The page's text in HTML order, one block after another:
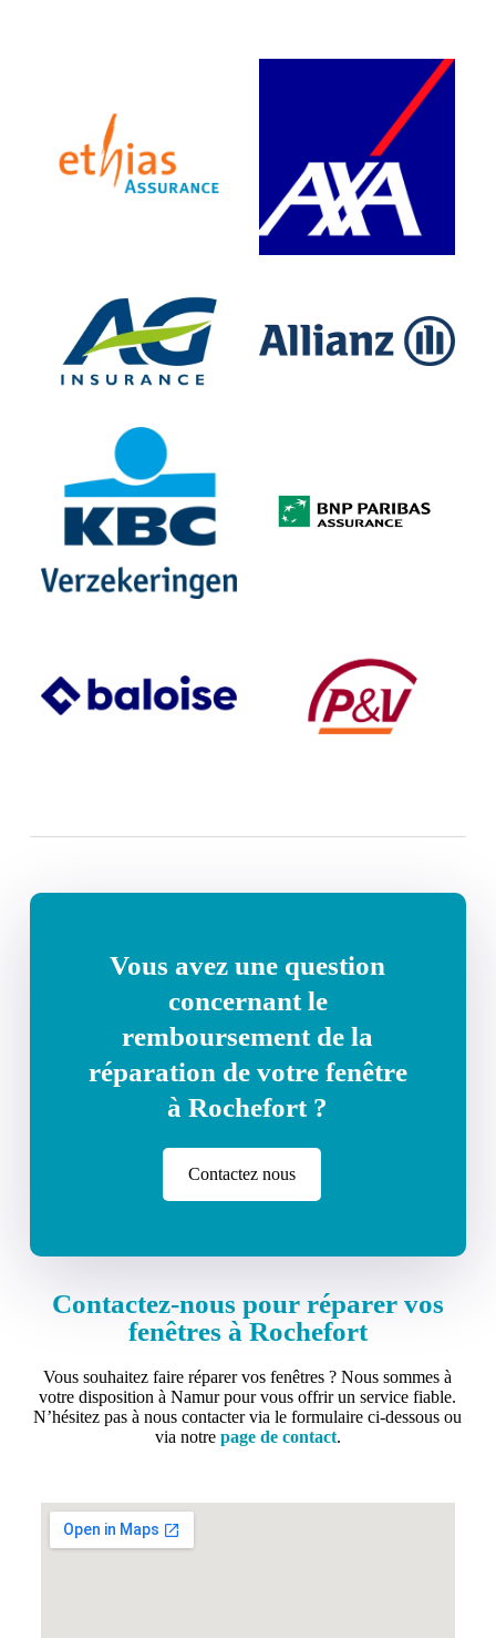
Vous avez une question
concernant le
remboursement de la
réparation de votre fenêtre
à Rochefort ?
Contactez nous
Contactez-nous pour réparer vos
fenêtres à Rochefort
Vous souhaitez faire réparer vos fenêtres ? Nous sommes à
votre disposition à Namur pour vous offrir un service fiable.
N’hésitez pas à nous contacter via le formulaire ci-dessous ou
via notre page de contact.